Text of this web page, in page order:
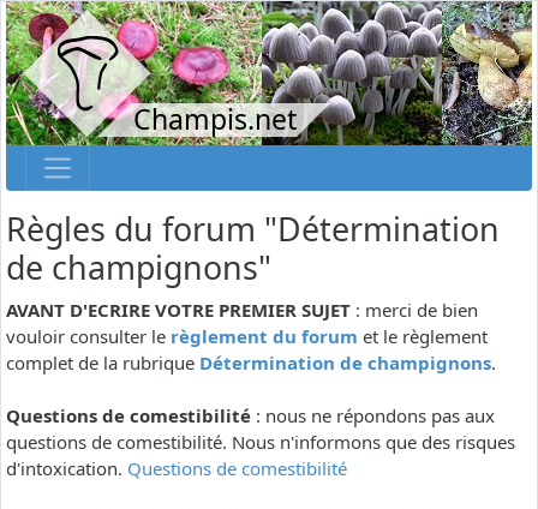
Champis.net
Règles du forum "Détermination
de champignons"
AVANT D'ECRIRE VOTRE PREMIER SUJET : merci de bien
vouloir consulter le règlement du forum et le règlement
complet de la rubrique Détermination de champignons.
Questions de comestibilité : nous ne répondons pas aux
questions de comestibilité. Nous n'informons que des risques
d'intoxication. Questions de comestibilité